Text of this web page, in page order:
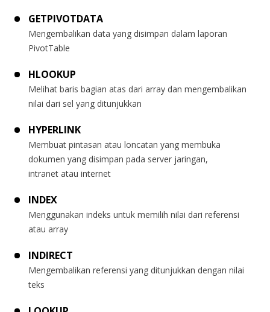
GETPIVOTDATA
Mengembalikan data yang disimpan dalam laporan
PivotTable
HLOOKUP
Melihat baris bagian atas dari array dan mengembalikan
nilai dari sel yang ditunjukkan
HYPERLINK
Membuat pintasan atau loncatan yang membuka
dokumen yang disimpan pada server jaringan,
intranet atau internet
INDEX
Menggunakan indeks untuk memilih nilai dari referensi
atau array
INDIRECT
Mengembalikan referensi yang ditunjukkan dengan nilai
teks